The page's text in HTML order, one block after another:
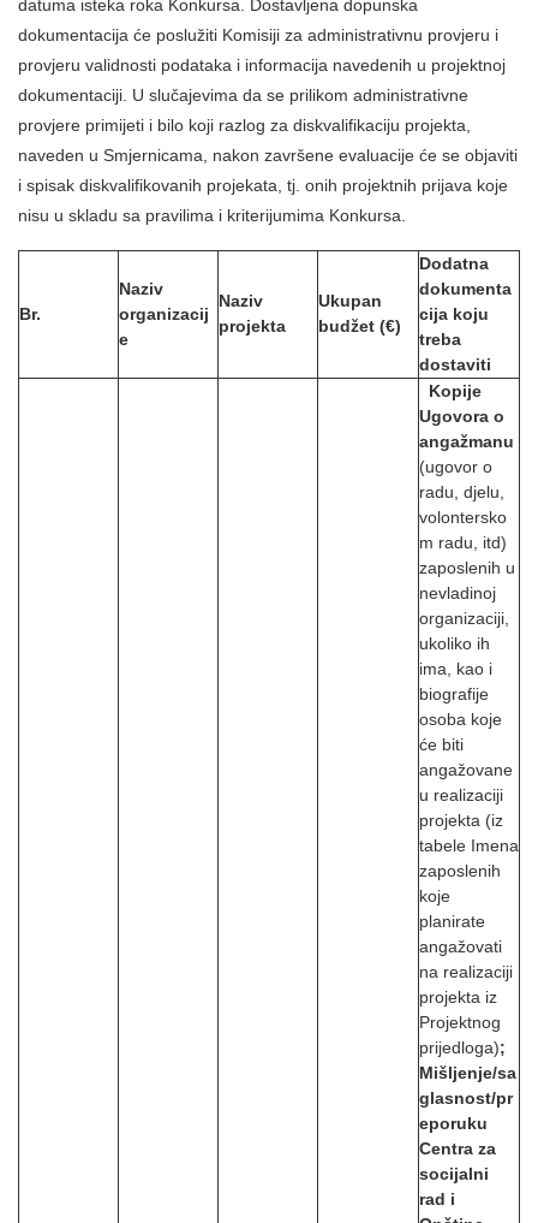
datuma isteka roka Konkursa. Dostavljena dopunska
dokumentacija će poslužiti Komisiji za administrativnu provjeru i
provjeru validnosti podataka i informacija navedenih u projektnoj
dokumentaciji. U slučajevima da se prilikom administrativne
provjere primijeti i bilo koji razlog za diskvalifikaciju projekta,
naveden u Smjernicama, nakon završene evaluacije će se objaviti
i spisak diskvalifikovanih projekata, tj. onih projektnih prijava koje
nisu u skladu sa pravilima i kriterijumima Konkursa.
Br.
Naziv
organizacij
e
Naziv
projekta
Ukupan
budžet (€)
Dodatna
dokumenta
cija koju
treba
dostaviti
Kopije
Ugovora o
angažmanu
(ugovor o
radu, djelu,
volontersko
m radu, itd)
zaposlenih u
nevladinoj
organizaciji,
ukoliko ih
ima, kao i
biografije
osoba koje
će biti
angažovane
u realizaciji
projekta (iz
tabele Imena
zaposlenih
koje
planirate
angažovati
na realizaciji
projekta iz
Projektnog
prijedloga);
Mišljenje/sa
glasnost/pr
eporuku
Centra za
socijalni
rad i